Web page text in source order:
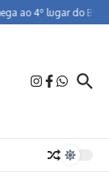
ao 4º lugar do